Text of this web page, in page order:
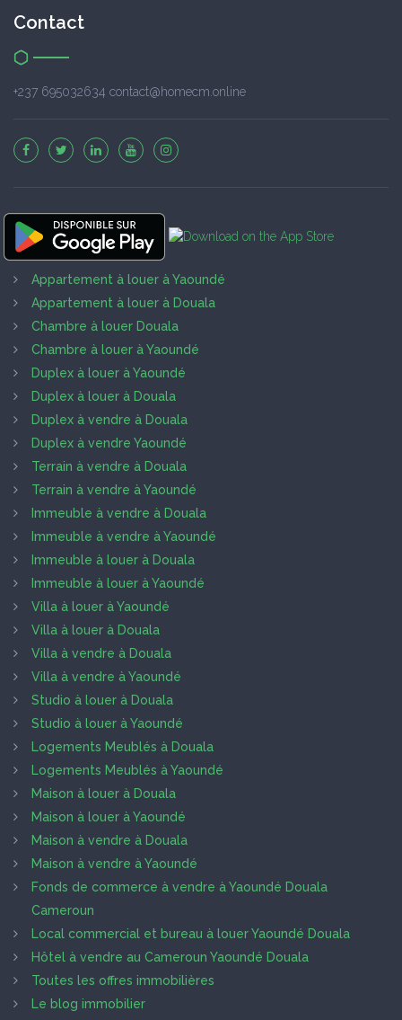
Contact
+237 695032634 contact@homecm.online
Appartement à louer à Yaoundé
Appartement à louer à Douala
Chambre à louer Douala
Chambre à louer à Yaoundé
Duplex à louer à Yaoundé
Duplex à louer à Douala
Duplex à vendre à Douala
Duplex à vendre Yaoundé
Terrain à vendre à Douala
Terrain à vendre à Yaoundé
Immeuble à vendre à Douala
Immeuble à vendre à Yaoundé
Immeuble à louer à Douala
Immeuble à louer à Yaoundé
Villa à louer à Yaoundé
Villa à louer à Douala
Villa à vendre à Douala
Villa à vendre à Yaoundé
Studio à louer à Douala
Studio à louer à Yaoundé
Logements Meublés à Douala
Logements Meublés à Yaoundé
Maison à louer à Douala
Maison à louer à Yaoundé
Maison à vendre à Douala
Maison à vendre à Yaoundé
Fonds de commerce à vendre à Yaoundé Douala
Cameroun
Local commercial et bureau à louer Yaoundé Douala
Hôtel à vendre au Cameroun Yaoundé Douala
Toutes les offres immobilières
Le blog immobilier